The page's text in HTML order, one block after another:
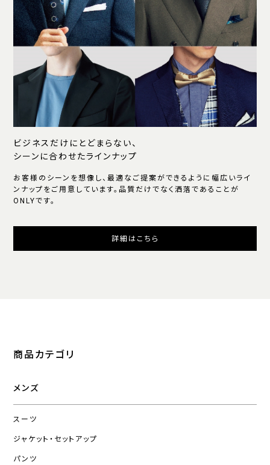
ビジネスだけにとどまらない、
シーンに合わせたラインナップ
お客様のシーンを想像し、最適なご提案ができるように幅広いライ
ンナップをご用意しています。品質だけでなく洒落であることが
ONLYです。
詳細はこちら
商品カテゴリ
メンズ
スーツ
ジャケット・セットアップ
パンツ